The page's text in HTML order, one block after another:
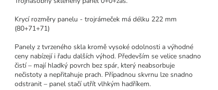
Krycí rozměry panelu - trojrámeček má délku 222 mm
(80+71+71)
Panely z tvrzeného skla kromě vysoké odolnosti a výhodné
ceny nabízejí i řadu dalších výhod. Především se velice snadno
čistí – mají hladký povrch bez spár, který neabsorbuje
nečistoty a nepřitahuje prach. Případnou skvrnu lze snadno
odstranit – panel stačí utřít vlhkým hadříkem.